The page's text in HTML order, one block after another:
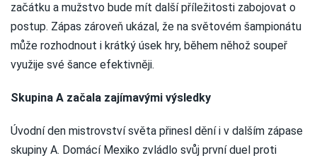
začátku a mužstvo bude mít další příležitosti zabojovat o
postup. Zápas zároveň ukázal, že na světovém šampionátu
může rozhodnout i krátký úsek hry, během něhož soupeř
využije své šance efektivněji.
Skupina A začala zajímavými výsledky
Úvodní den mistrovství světa přinesl dění i v dalším zápase
skupiny A. Domácí Mexiko zvládlo svůj první duel proti